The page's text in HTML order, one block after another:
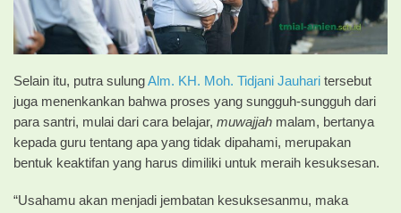
Selain itu, putra sulungAlm. KH. Moh. Tidjani Jauhari tersebut
juga menenkankan bahwa proses yang sungguh-sungguh dari
para santri, mulai dari cara belajar, muwajjah malam, bertanya
kepada guru tentang apa yang tidak dipahami, merupakan
bentuk keaktifan yang harus dimiliki untuk meraih kesuksesan.
“Usahamu akan menjadi jembatan kesuksesanmu, maka